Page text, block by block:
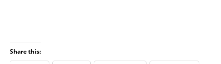
Share this: